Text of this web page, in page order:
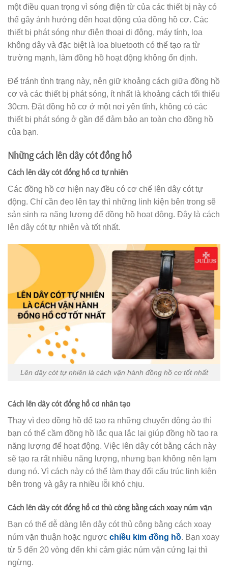
một điều quan trọng vì sóng điện từ của các thiết bị này có
thể gây ảnh hưởng đến hoạt động của đồng hồ cơ. Các
thiết bị phát sóng như điện thoại di động, máy tính, loa
không dây và đặc biệt là loa bluetooth có thể tạo ra từ
trường mạnh, làm đồng hồ hoạt động không ổn định.
Để tránh tình trạng này, nên giữ khoảng cách giữa đồng hồ
cơ và các thiết bị phát sóng, ít nhất là khoảng cách tối thiểu
30cm. Đặt đồng hồ cơ ở một nơi yên tĩnh, không có các
thiết bị phát sóng ở gần để đảm bảo an toàn cho đồng hồ
của bạn.
Những cách lên dây cót đồng hồ
Cách lên dây cót đồng hồ cơ tự nhiên
Các đồng hồ cơ hiện nay đều có cơ chế lên dây cót tự
động. Chỉ cần đeo lên tay thì những linh kiện bên trong sẽ
sản sinh ra năng lượng để đồng hồ hoạt động. Đây là cách
lên dây cót tự nhiên và tốt nhất.
Lên dây cót tự nhiên là cách vận hành đồng hồ cơ tốt nhất
Cách lên dây cót đồng hồ cơ nhân tạo
Thay vì đeo đồng hồ để tạo ra những chuyển động ảo thì
bạn có thể cầm đồng hồ lắc qua lắc lại giúp đồng hồ tạo ra
năng lượng để hoạt động. Việc lên dây cót bằng cách này
sẽ tạo ra rất nhiều năng lượng, nhưng bạn không nên lạm
dụng nó. Vì cách này có thể làm thay đổi cấu trúc linh kiện
bên trong và gây ra nhiều lỗi khó chịu.
Cách lên dây cót đồng hồ cơ thủ công bằng cách xoay núm vặn
Bạn có thể dễ dàng lên dây cót thủ công bằng cách xoay
núm vặn thuận hoặc ngược chiều kim đồng hồ. Bạn xoay
từ 5 đến 20 vòng đến khi cảm giác núm vặn cứng lại thì
ngừng.